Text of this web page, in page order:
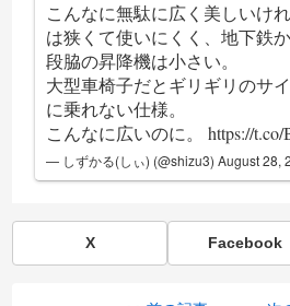
こんなに無駄に広く美しいけ
は狭くて使いにくく、地下鉄
段脇の昇降機は小さい。
大型車椅子だとギリギリのサ
に乗れない仕様。
こんなに広いのに。https://
— しずかる(しぃ) (@shizu3)August 28,
X Facebook